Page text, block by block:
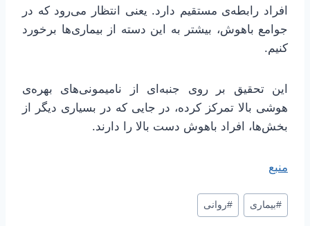
افراد رابطه‌ی مستقیم دارد. یعنی انتظار می‌رود که در
جوامع باهوش، بیشتر به این دسته از بیماری‌ها برخورد
کنیم.
این تحقیق بر روی جنبه‌ای از نامیمونی‌های بهره‌ی
هوشی بالا تمرکز کرده، در جایی که در بسیاری دیگر از
بخش‌ها، افراد باهوش دست بالا را دارند.
منبع
برچسب‌های
نوشته:
#بیماری #روانی